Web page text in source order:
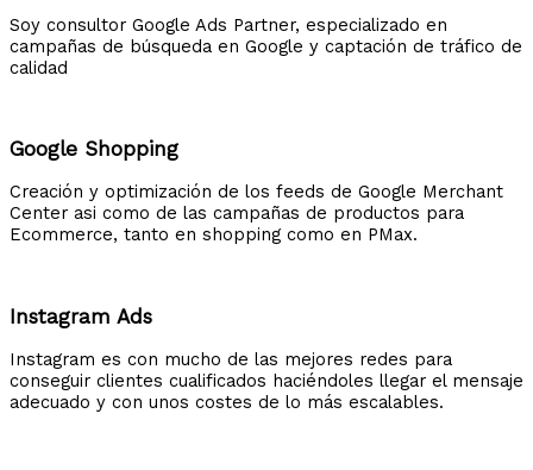
Soy consultor Google Ads Partner, especializado en
campañas de búsqueda en Google y captación de tráfico de
calidad
Google Shopping
Creación y optimización de los feeds de Google Merchant
Center asi como de las campañas de productos para
Ecommerce, tanto en shopping como en PMax.
Instagram Ads
Instagram es con mucho de las mejores redes para
conseguir clientes cualificados haciéndoles llegar el mensaje
adecuado y con unos costes de lo más escalables.